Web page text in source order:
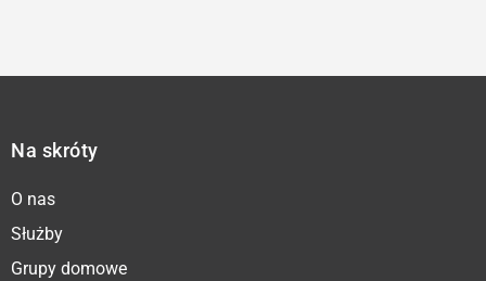
Na skróty
O nas
Służby
Grupy domowe